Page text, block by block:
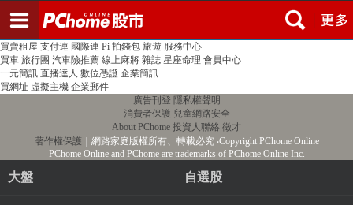
PChome首頁 線上購物 24h購物 書店
買賣租屋 支付連 國際連 Pi 拍錢包 旅遊 服務中心
買車 旅行團 汽車險推薦 線上麻將 雜誌 星座命理 會員中心
一元簡訊 直播達人 數位憑證 企業簡訊
買網址 虛擬主機 企業郵件
廣告刊登 隱私權聲明
消費者保護 兒童網路安全
About PChome 投資人聯絡 徵才
著作權保護 ｜網路家庭版權所有、轉載必究‧Copyright PChome Online
PChome Online and PChome are trademarks of PChome Online Inc.
大盤 自選股